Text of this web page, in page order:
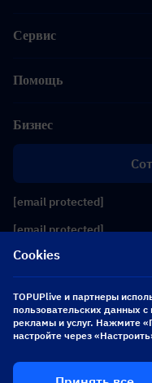
Сервис
Помощь
Бизнес
[email protected]
[email protected]
Подписывайтесь на нас
Copyright 2026 SEA WHALE
Cookies
TOPUPlive и партнеры
пользовательских данных
рекламы и услуг. Нажмите
настройте через